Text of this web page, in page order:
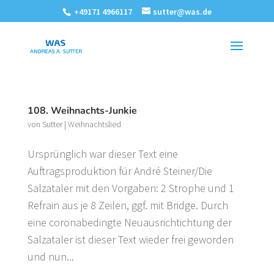
+49171 4966117 sutter@was.de
108. Weihnachts-Junkie
von Sutter| Weihnachtslied
Ursprünglich war dieser Text eine
Auftragsproduktion für André Steiner/Die
Salzataler mit den Vorgaben: 2 Strophe und 1
Refrain aus je 8 Zeilen, ggf. mit Bridge. Durch
eine coronabedingte Neuausrichtichtung der
Salzataler ist dieser Text wieder frei geworden
und nun...